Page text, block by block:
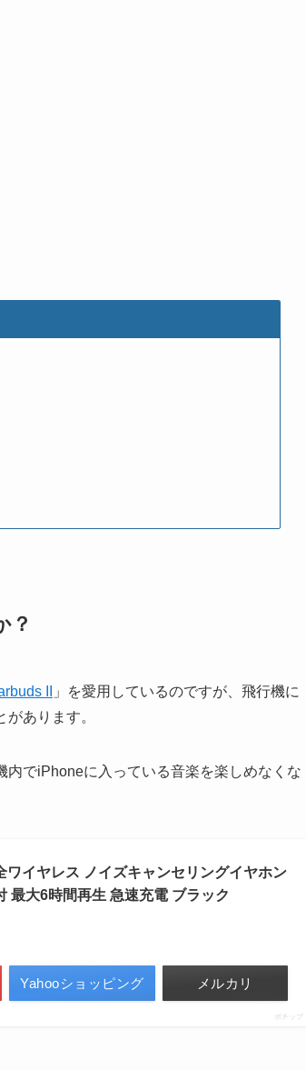
？
II
」を愛用しているのですが、飛行機に
あります。
でiPhoneに入っている音楽を楽しめなくな
イヤレス ノイズキャンセリングイヤホン
大6時間再生 急速充電 ブラック
Yahooショッピング メルカリ
ポチップ